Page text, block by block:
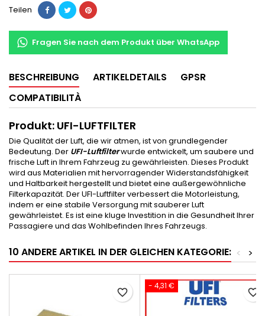
Teilen
Fragen Sie nach dem Produkt über WhatsApp
BESCHREIBUNG ARTIKELDETAILS
GPSR
COMPATIBILITÀ
Produkt: UFI-LUFTFILTER
Die Qualität der Luft, die wir atmen, ist von grundlegender
Bedeutung. Der UFI-Luftfilterwurde entwickelt, um saubere und
frische Luft in Ihrem Fahrzeug zu gewährleisten. Dieses Produkt
wird aus Materialien mit hervorragender Widerstandsfähigkeit
und Haltbarkeit hergestellt und bietet eine außergewöhnliche
Filterkapazität. Der UFI-Luftfilter verbessert die Motorleistung,
indem er eine stabile Versorgung mit sauberer Luft
gewährleistet. Es ist eine kluge Investition in die Gesundheit Ihrer
Passagiere und das Wohlbefinden Ihres Fahrzeugs.
10 ANDERE ARTIKEL IN DER GLEICHEN KATEGORIE: >
<
favorite_border
- 4,31 €
favorite_border